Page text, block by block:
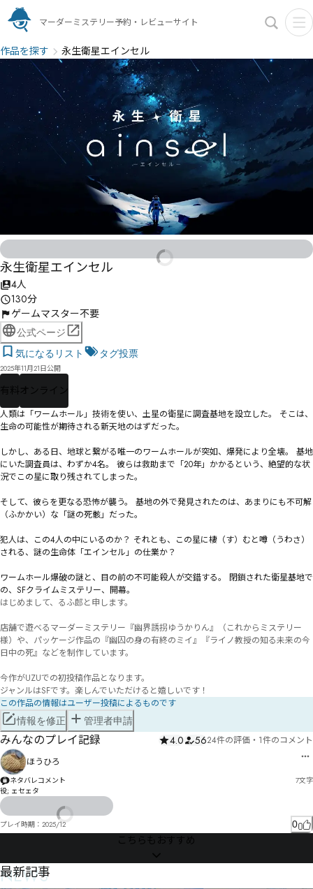
マーダーミステリー予約・レビューサイト
作品を探す 永生衛星エインセル
永生衛星エインセル
4人
130分
ゲームマスター不要
公式ページ
気になるリスト
タグ投票
2025年11月21日公開
有料 オンライン
人類は「ワームホール」技術を使い、土星の衛星に調査基地を設立した。 そこは、
生命の可能性が期待される新天地のはずだった。
しかし、ある日、地球と繋がる唯一のワームホールが突如、爆発により全壊。 基地
にいた調査員は、わずか4名。 彼らは救助まで「20年」かかるという、絶望的な状
況でこの星に取り残されてしまった。
そして、彼らを更なる恐怖が襲う。 基地の外で発見されたのは、あまりにも不可解
（ふかかい）な「謎の死骸」だった。
犯人は、この4人の中にいるのか？ それとも、この星に棲（す）むと噂（うわさ）
される、謎の生命体「エインセル」の仕業か？
ワームホール爆破の謎と、目の前の不可能殺人が交錯する。 閉鎖された衛星基地で
の、SFクライムミステリー、開幕。
はじめまして、るふ郎と申します。
店舗で遊べるマーダーミステリー『幽界誘拐ゆうかりん』（これからミステリー
様）や、パッケージ作品の『幽囚の身の有終のミイ』『ライノ教授の知る未来の今
日中の死』などを制作しています。
今作がUZUでの初投稿作品となります。
ジャンルはSFです。楽しんでいただけると嬉しいです！
この作品の情報はユーザー投稿によるものです
情報を修正 管理者申請
みんなのプレイ記録 4.0 5624件の評価 ・ 1件のコメント
ほうひろ
ネタバレコメント 7文字
役; ェセェタ
プレイ時期： 2025/12 0
こちらもおすすめ
NEWS
最新記事